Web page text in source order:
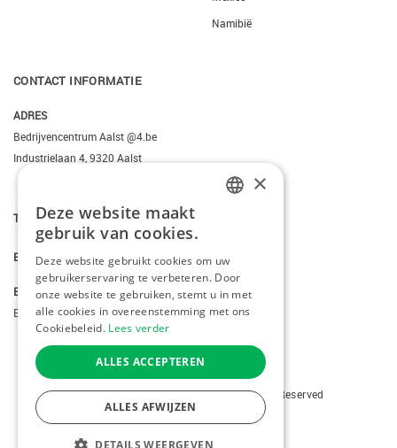
Namibië
CONTACT INFORMATIE
ADRES
Bedrijvencentrum Aalst @4.be
Industrielaan 4, 9320 Aalst
T. +3223095206
E. info@kiddotravel.be
BTW
BE 0685795740
Copyright © 2026 Kiddotravel. All Rights Reserved
webdesignby conversal
ENGLISH
×
Deze website maakt
gebruik van cookies.
Deze website gebruikt cookies om uw
gebruikerservaring te verbeteren. Door
onze website te gebruiken, stemt u in met
alle cookies in overeenstemming met ons
Cookiebeleid. Lees verder
ALLES ACCEPTEREN
ALLES AFWIJZEN
DETAILS WEERGEVEN